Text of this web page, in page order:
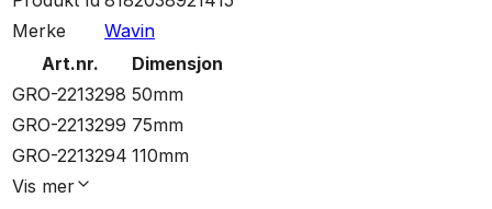
Merke
Wavin
Art.nr.
Dimensjon
GRO-2213298 50mm
GRO-2213299 75mm
GRO-2213294 110mm
Vis mer